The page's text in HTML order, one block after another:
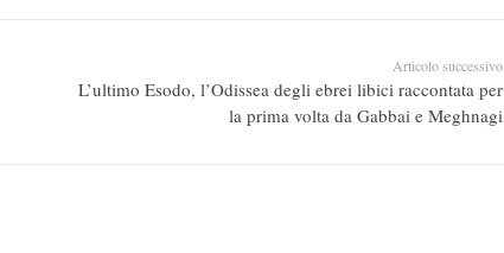
Articolo successivo
L’ultimo Esodo, l’Odissea degli ebrei libici raccontata per
la prima volta da Gabbai e Meghnagi